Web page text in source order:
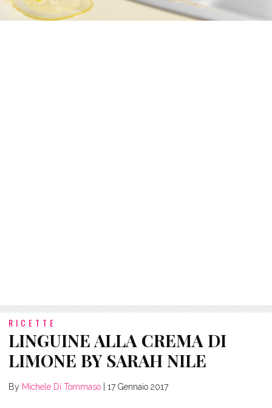
RICETTE
LINGUINE ALLA CREMA DI
LIMONE BY SARAH NILE
By Michele Di Tommaso 17 Gennaio 2017